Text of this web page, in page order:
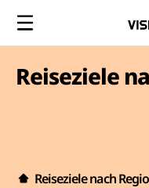
Reiseziele
Reiseziele nach